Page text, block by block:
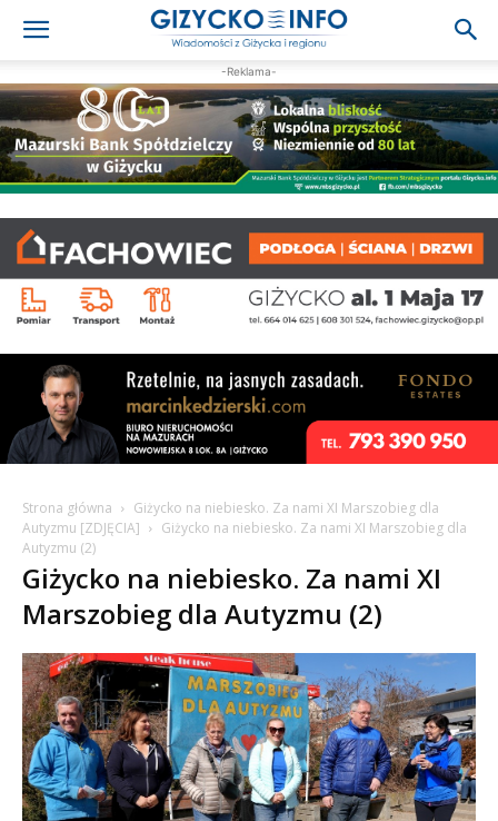
-Reklama-
Strona główna
Giżycko na niebiesko. Za nami XI Marszobieg dla
Autyzmu [ZDJĘCIA]
Giżycko na niebiesko. Za nami XI Marszobieg dla
Autyzmu (2)
Giżycko na niebiesko. Za nami XI
Marszobieg dla Autyzmu (2)